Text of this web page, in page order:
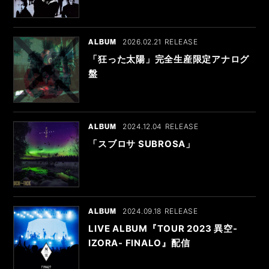
ALBUM 2026.02.21
「狂った太陽」完全生産限定アナログ
盤
ALBUM 2024.12.04
「スブロサ SUBROSA」
ALBUM 2024.09.18
LIVE ALBUM『TOUR 2023 異空-
IZORA- FINALO』配信